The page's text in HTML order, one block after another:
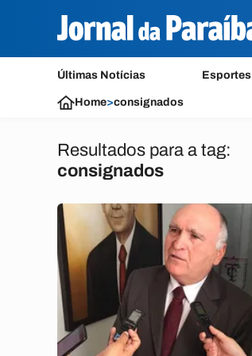
Últimas Notícias Esportes
Home>consignados
Resultados para a tag:
consignados